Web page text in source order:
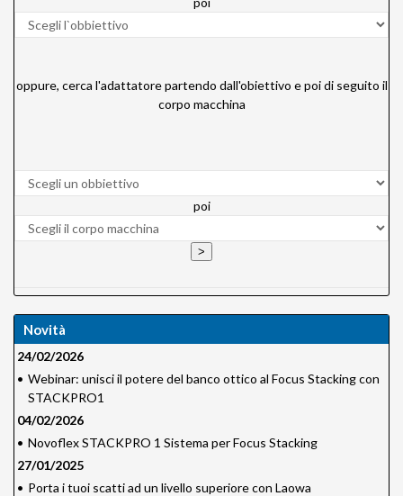
oppure, cerca l'adattatore partendo dall'obiettivo e poi di seguito il
corpo macchina
poi
Novità
24/02/2026
• Webinar: unisci il potere del banco ottico al Focus Stacking con
STACKPRO1
04/02/2026
• Novoflex STACKPRO 1 Sistema per Focus Stacking
27/01/2025
• Porta i tuoi scatti ad un livello superiore con Laowa